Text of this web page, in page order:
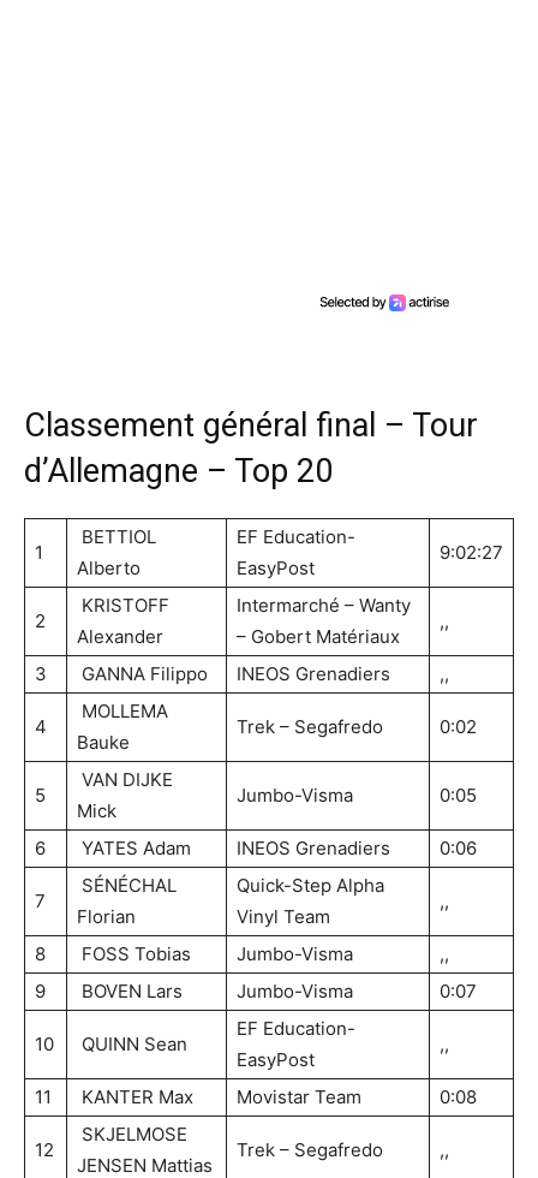
Classement général final – Tour
d’Allemagne – Top 20
1
BETTIOL
Alberto
EF Education-
EasyPost
9:02:27
2
KRISTOFF
Alexander
Intermarché – Wanty
– Gobert Matériaux
,,
3 GANNA Filippo INEOS Grenadiers ,,
4
MOLLEMA
Bauke
Trek – Segafredo 0:02
5
VAN DIJKE
Mick
Jumbo-Visma 0:05
6 YATES Adam INEOS Grenadiers 0:06
7
SÉNÉCHAL
Florian
Quick-Step Alpha
Vinyl Team
,,
8 FOSS Tobias Jumbo-Visma
,,
9
BOVEN Lars Jumbo-Visma 0:07
10 QUINN Sean
EF Education-
EasyPost
,,
11 KANTER Max Movistar Team 0:08
12
SKJELMOSE
JENSEN Mattias
Trek – Segafredo ,,